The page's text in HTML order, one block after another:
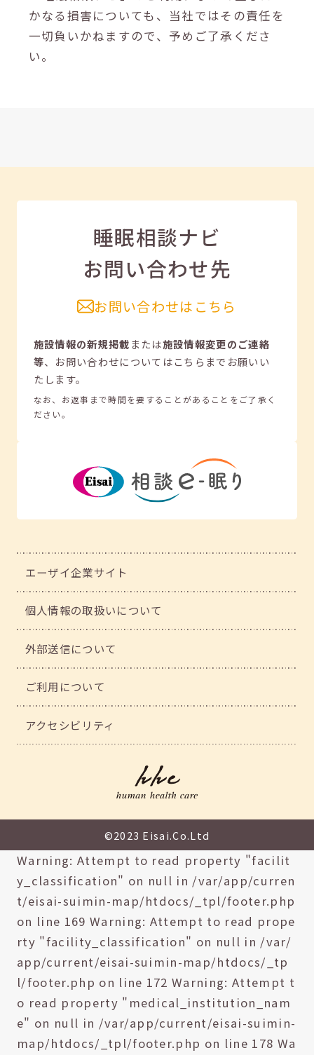
かなる損害についても、当社ではその責任を
一切負いかねますので、予めご了承くださ
い。
睡眠相談ナビ
お問い合わせ先
お問い合わせはこちら
施設情報の新規掲載または施設情報変更のご連絡
等、 お問い合わせについてはこちらまでお願いい
たします。
なお、お返事まで時間を要することがあることをご了承く
ださい。
エーザイ企業サイト
個人情報の取扱いについて
外部送信について
ご利用について
アクセシビリティ
©2023 Eisai.Co.Ltd
Warning: Attempt to read property "facilit
y_classification" on null in /var/app/curren
t/eisai-suimin-map/htdocs/_tpl/footer.php
on line 169 Warning: Attempt to read prope
rty "facility_classification" on null in /var/
app/current/eisai-suimin-map/htdocs/_tp
l/footer.php on line 172 Warning: Attempt t
o read property "medical_institution_nam
e" on null in /var/app/current/eisai-suimin-
map/htdocs/_tpl/footer.php on line 178 Wa